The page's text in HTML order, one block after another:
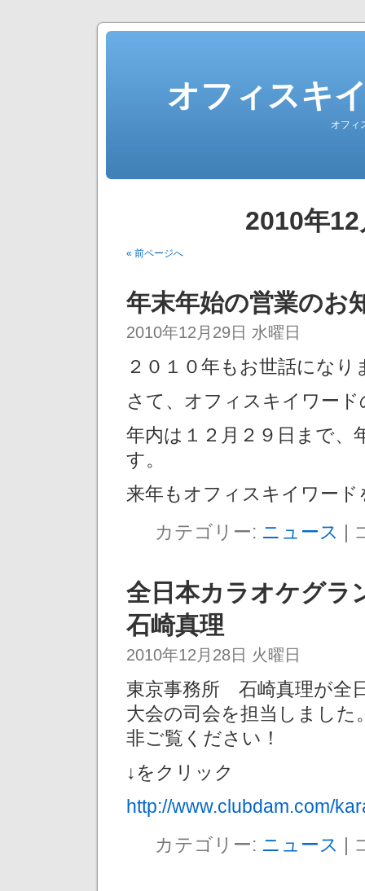
オフィスキ
オフィ
2010年
« 前ページへ
年末年始の営業のお
2010年12月29日 水曜日
２０１０年もお世話になり
さて、オフィスキイワー
年内は１２月２９日まで、
す。
来年もオフィスキイワー
カテゴリー: ニュース |
全日本カラオケグ
石崎真理
2010年12月28日 火曜日
東京事務所 石崎真理が全
大会の司会を担当しまし
非ご覧ください！
↓をクリック
http://www.clubdam.com/
カテゴリー: ニュース |